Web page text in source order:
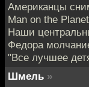
Американцы
Man on the
Наши
Федора
"Все лучшее
Шмель »